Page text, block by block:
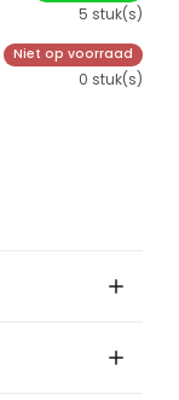
5 stuk(s)
Niet op voorraad
0 stuk(s)